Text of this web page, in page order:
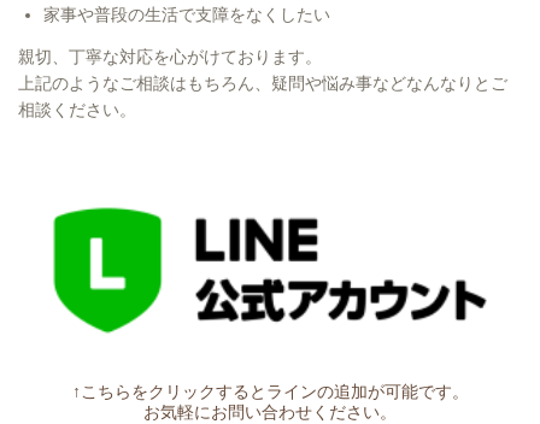
家事や普段の生活で支障をなくしたい
親切、丁寧な対応を心がけております。
上記のようなご相談はもちろん、疑問や悩み事などなんなりとご
相談ください。
↑こちらをクリックするとラインの追加が可能です。
お気軽にお問い合わせください。